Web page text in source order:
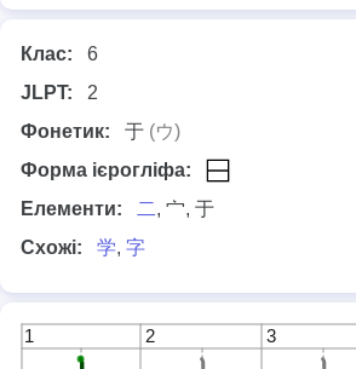
Клас:
6
JLPT:
2
Фонетик:
于 (ウ)
Форма ієрогліфа:
Елементи:
二, 宀, 于
Схожі:
学, 字
1 2 3